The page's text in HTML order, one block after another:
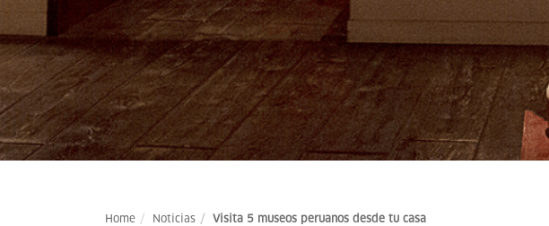
Home Noticias Visita 5 museos peruanos desde tu casa